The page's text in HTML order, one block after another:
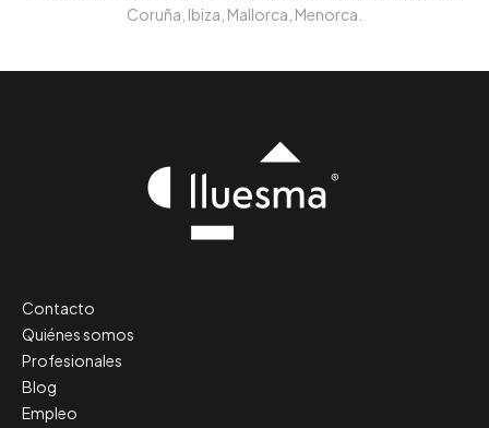
Coruña, Ibiza, Mallorca, Menorca.
Contacto
Quiénes somos
Profesionales
Blog
Empleo